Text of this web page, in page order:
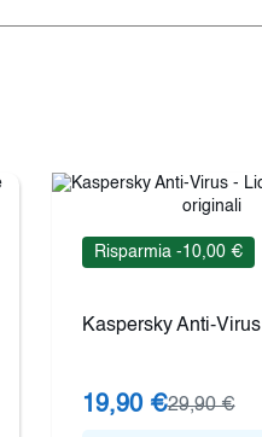
Risparmia -10,00 €
Kaspersky Anti-Virus
19,90 €29,90 €